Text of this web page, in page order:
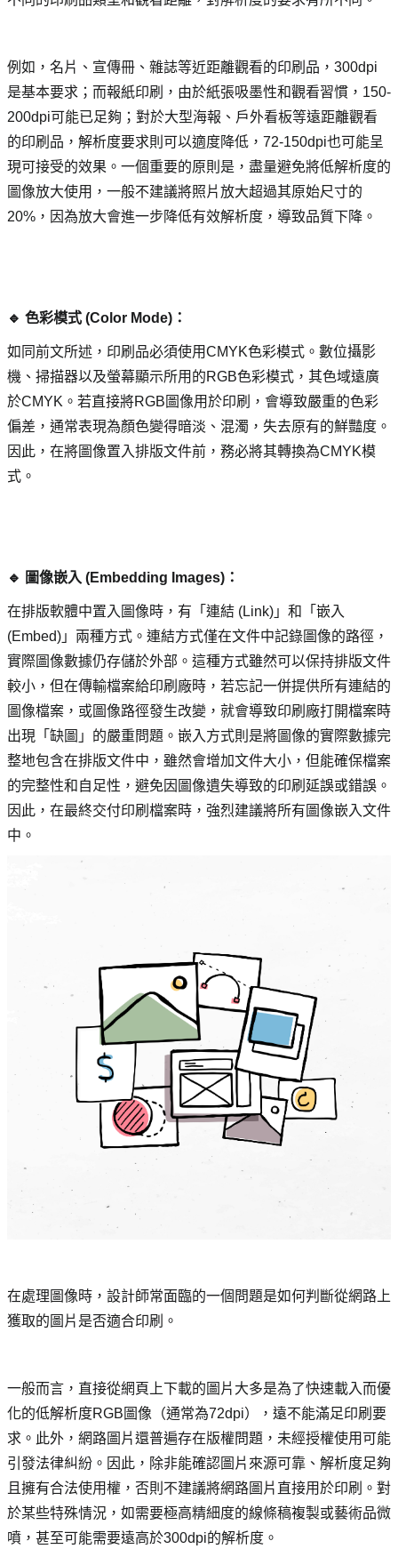
例如，名片、宣傳冊、雜誌等近距離觀看的印刷品，300dpi
是基本要求；而報紙印刷，由於紙張吸墨性和觀看習慣，150-
200dpi可能已足夠；對於大型海報、戶外看板等遠距離觀看
的印刷品，解析度要求則可以適度降低，72-150dpi也可能呈
現可接受的效果。一個重要的原則是，盡量避免將低解析度的
圖像放大使用，一般不建議將照片放大超過其原始尺寸的
20%，因為放大會進一步降低有效解析度，導致品質下降。
🔹 色彩模式 (Color Mode)：
如同前文所述，印刷品必須使用CMYK色彩模式。數位攝影
機、掃描器以及螢幕顯示所用的RGB色彩模式，其色域遠廣
於CMYK。若直接將RGB圖像用於印刷，會導致嚴重的色彩
偏差，通常表現為顏色變得暗淡、混濁，失去原有的鮮豔度。
因此，在將圖像置入排版文件前，務必將其轉換為CMYK模
式。
🔹 圖像嵌入 (Embedding Images)：
在排版軟體中置入圖像時，有「連結 (Link)」和「嵌入
(Embed)」兩種方式。連結方式僅在文件中記錄圖像的路徑，
實際圖像數據仍存儲於外部。這種方式雖然可以保持排版文件
較小，但在傳輸檔案給印刷廠時，若忘記一併提供所有連結的
圖像檔案，或圖像路徑發生改變，就會導致印刷廠打開檔案時
出現「缺圖」的嚴重問題。嵌入方式則是將圖像的實際數據完
整地包含在排版文件中，雖然會增加文件大小，但能確保檔案
的完整性和自足性，避免因圖像遺失導致的印刷延誤或錯誤。
因此，在最終交付印刷檔案時，強烈建議將所有圖像嵌入文件
中。
在處理圖像時，設計師常面臨的一個問題是如何判斷從網路上
獲取的圖片是否適合印刷。
一般而言，直接從網頁上下載的圖片大多是為了快速載入而優
化的低解析度RGB圖像（通常為72dpi），遠不能滿足印刷要
求。此外，網路圖片還普遍存在版權問題，未經授權使用可能
引發法律糾紛。因此，除非能確認圖片來源可靠、解析度足夠
且擁有合法使用權，否則不建議將網路圖片直接用於印刷。對
於某些特殊情況，如需要極高精細度的線條稿複製或藝術品微
噴，甚至可能需要遠高於300dpi的解析度。